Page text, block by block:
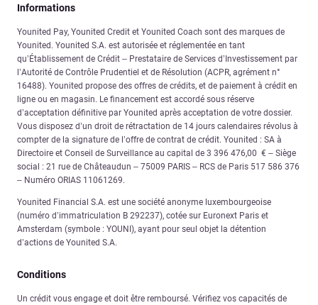
Informations
Younited Pay, Younited Credit et Younited Coach sont des marques de
Younited. Younited S.A. est autorisée et réglementée en tant
qu’Établissement de Crédit – Prestataire de Services d’Investissement par
l’Autorité de Contrôle Prudentiel et de Résolution (ACPR, agrément n°
16488). Younited propose des offres de crédits, et de paiement à crédit en
ligne ou en magasin. Le financement est accordé sous réserve
d’acceptation définitive par Younited après acceptation de votre dossier.
Vous disposez d’un droit de rétractation de 14 jours calendaires révolus à
compter de la signature de l’offre de contrat de crédit. Younited : SA à
Directoire et Conseil de Surveillance au capital de 3 396 476,00 € – Siège
social : 21 rue de Châteaudun – 75009 PARIS – RCS de Paris 517 586 376
– Numéro ORIAS 11061269.
Younited Financial S.A. est une société anonyme luxembourgeoise
(numéro d’immatriculation B 292237), cotée sur Euronext Paris et
Amsterdam (symbole : YOUNI), ayant pour seul objet la détention
d’actions de Younited S.A.
Conditions
Un crédit vous engage et doit être remboursé. Vérifiez vos capacités de